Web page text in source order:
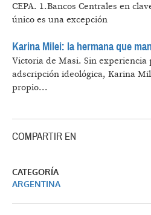
CEPA. 1.Bancos Centrales en
único es una excepción
Karina Milei: la hermana que
Victoria de Masi. Sin
adscripción ideológica, Karina
propio...
COMPARTIR EN
CATEGORÍA
ARGENTINA